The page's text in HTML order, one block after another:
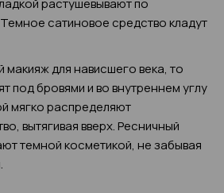
растушевывают по
сатиновое средство кладут
макияж для нависшего века, то
под бровями и во внутреннем углу
мягко распределяют
вытягивая вверх. Ресничный
темной косметикой, не забывая